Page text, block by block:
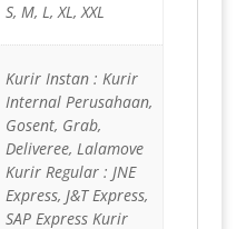
S, M, L, XL, XXL
Kurir Instan : Kurir
Internal Perusahaan,
Gosent, Grab,
Deliveree, Lalamove
Kurir Regular : JNE
Express, J&T Express,
SAP Express Kurir